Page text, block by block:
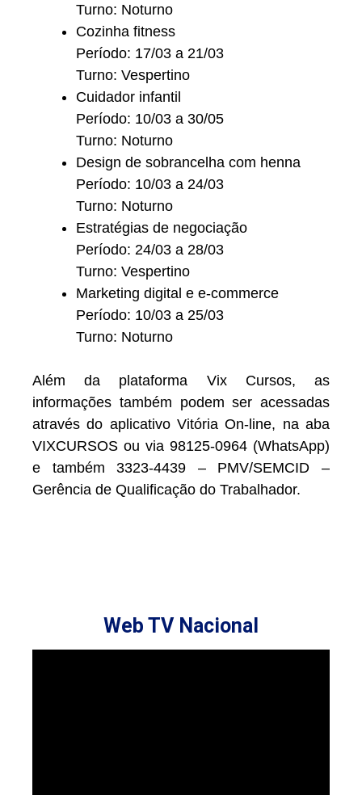
Turno: Noturno
Cozinha fitness
Período: 17/03 a 21/03
Turno: Vespertino
Cuidador infantil
Período: 10/03 a 30/05
Turno: Noturno
Design de sobrancelha com henna
Período: 10/03 a 24/03
Turno: Noturno
Estratégias de negociação
Período: 24/03 a 28/03
Turno: Vespertino
Marketing digital e e-commerce
Período: 10/03 a 25/03
Turno: Noturno
Além da plataforma Vix Cursos, as
informações também podem ser acessadas
através do aplicativo Vitória On-line, na aba
VIXCURSOS ou via 98125-0964 (WhatsApp)
e também 3323-4439 – PMV/SEMCID –
Gerência de Qualificação do Trabalhador.
Web TV Nacional